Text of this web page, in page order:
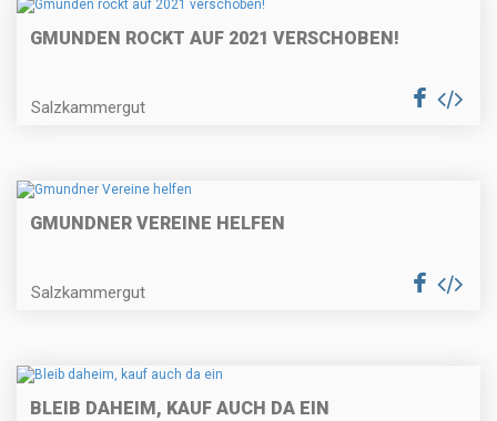
GMUNDEN ROCKT AUF 2021 VERSCHOBEN!
Salzkammergut
GMUNDNER VEREINE HELFEN
Salzkammergut
BLEIB DAHEIM, KAUF AUCH DA EIN